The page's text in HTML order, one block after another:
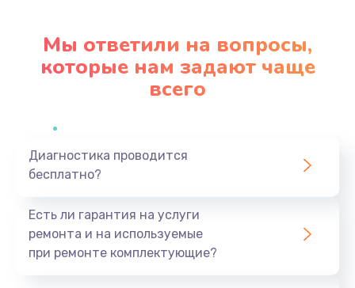
Заказать
Замена экрана
Замена шлейфа матрицы
Заказать
Мы ответили на вопросы,
которые нам задают чаще
всего
Диагностика проводится
бесплатно?
Есть ли гарантия на услуги
ремонта и на используемые
при ремонте комплектующие?